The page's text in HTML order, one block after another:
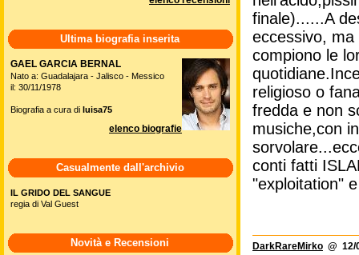
finale)......A
eccessivo,
compiono le
religioso o
fredda e non
musiche,con
conti fatti
"exploitation"
DarkRareMirko @ 12/
Ultima biografia inserita
GAEL GARCIA BERNAL
Nato a: Guadalajara - Jalisco - Messico
il: 30/11/1978
Biografia a cura di luisa75
elenco biografie
Casualmente dall'archivio
IL GRIDO DEL SANGUE
regia di Val Guest
Novità e Recensioni